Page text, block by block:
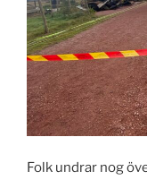
Folk undrar nog